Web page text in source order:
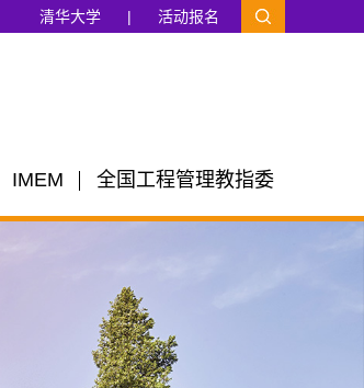
清华大学 | 活动报名
IMEM 全国工程管理教指委